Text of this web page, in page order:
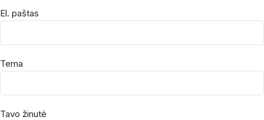
El. paštas
Tema
Tavo žinutė